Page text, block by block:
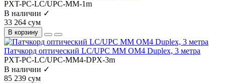
PXT-PC-LC/UPC-MM-1m
В наличии ✓
33 264 сум
В корзину
Патчкорд оптический LC/UPC MM OM4 Duplex, 3 метра
PXT-PC-LC/UPC-MM4-DPX-3m
В наличии ✓
85 239 сум